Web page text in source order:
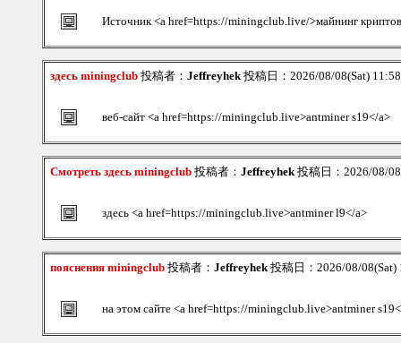
Источник <a href=https://miningclub.live/>майнинг
здесь miningclub 投稿者： Jeffreyhek投稿日：2026/08/08(Sat)
веб-сайт <a href=https://miningclub.live>antminer s19</a>
Смотреть здесь miningclub 投稿者： Jeffreyhek投稿日：2026/08/
здесь <a href=https://miningclub.live>antminer l9</a>
пояснения miningclub 投稿者： Jeffreyhek投稿日：2026/08/
на этом сайте <a href=https://miningclub.live>antminer